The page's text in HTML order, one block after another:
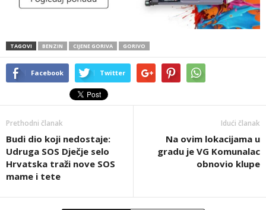
TAGOVI BENZIN CIJENE GORIVA GORIVO
Facebook Twitter
Prethodni članak
Budi dio koji nedostaje:
Udruga SOS Dječje selo
Hrvatska traži nove SOS
mame i tete
Idući članak
Na ovim lokacijama u
gradu je VG Komunalac
obnovio klupe